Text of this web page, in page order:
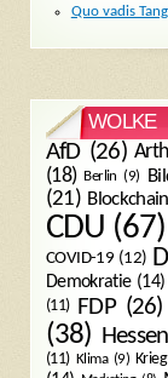
Quo vadis
WOLKE
AfD(26)
(18) Berlin (9)
(21) Blockchain
CDU (67)
COVID-19 (12)
Demokratie(14)
(11)
FDP(26)
(38) Hessen
(11) Klima(9) Krieg